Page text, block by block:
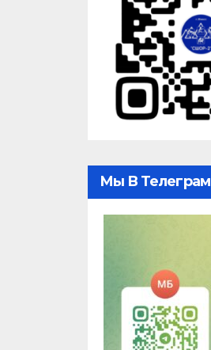
Мы В Телеграм